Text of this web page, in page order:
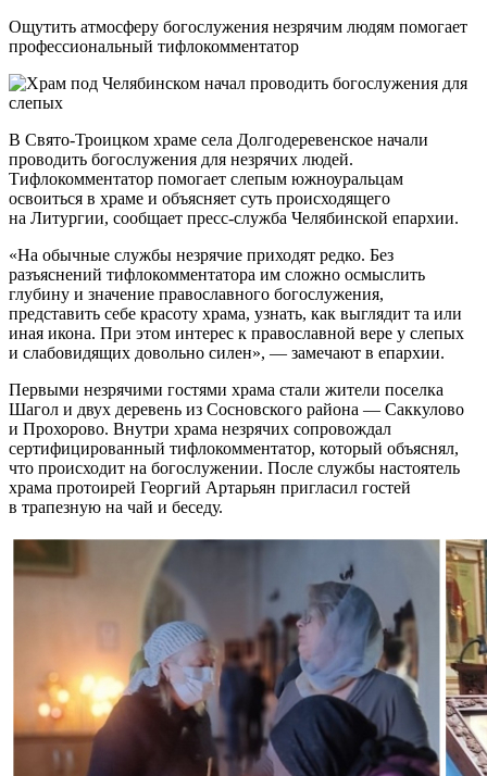
Ощутить атмосферу богослужения незрячим людям помогает
профессиональный тифлокомментатор
В Свято-Троицком храме села Долгодеревенское начали
проводить богослужения для незрячих людей.
Тифлокомментатор помогает слепым южноуральцам
освоиться в храме и объясняет суть происходящего
на Литургии, сообщает пресс-служба Челябинской епархии.
«На обычные службы незрячие приходят редко. Без
разъяснений тифлокомментатора им сложно осмыслить
глубину и значение православного богослужения,
представить себе красоту храма, узнать, как выглядит та или
иная икона. При этом интерес к православной вере у слепых
и слабовидящих довольно силен», — замечают в епархии.
Первыми незрячими гостями храма стали жители поселка
Шагол и двух деревень из Сосновского района — Саккулово
и Прохорово. Внутри храма незрячих сопровождал
сертифицированный тифлокомментатор, который объяснял,
что происходит на богослужении. После службы настоятель
храма протоирей Георгий Артарьян пригласил гостей
в трапезную на чай и беседу.